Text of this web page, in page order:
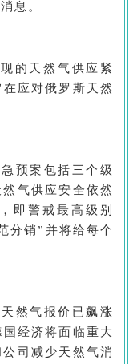
息。
的天然气供应紧
应对俄罗斯天然
预案包括三个级
气供应安全依然
即警戒最高级别
分销”并将给每个
然气报价已飙涨
经济将面临重大
司减少天然气消